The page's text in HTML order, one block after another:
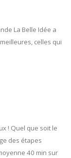
La Belle Idée a
celles qui
! Quel que soit le
des étapes
40 min sur